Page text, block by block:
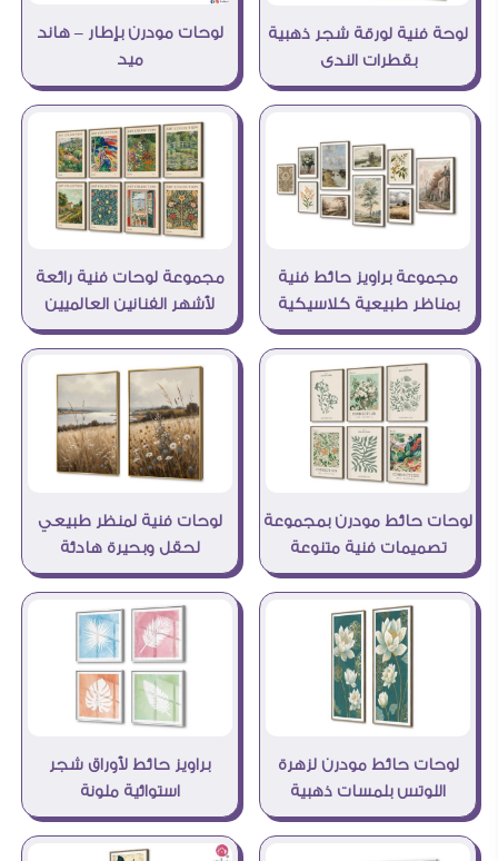
لوحة فنية لورقة شجر ذهبية
بقطرات الندى
لوحات مودرن بإطار – هاند
ميد
مجموعة براويز حائط فنية
بمناظر طبيعية كلاسيكية
مجموعة لوحات فنية رائعة
لأشهر الفنانين العالميين
لوحات حائط مودرن بمجموعة
تصميمات فنية متنوعة
لوحات فنية لمنظر طبيعي
لحقل وبحيرة هادئة
لوحات حائط مودرن لزهرة
اللوتس بلمسات ذهبية
براويز حائط لأوراق شجر
استوائية ملونة